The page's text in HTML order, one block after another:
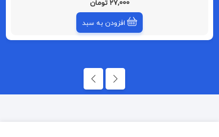
27,000 تومان
افزودن به سبد